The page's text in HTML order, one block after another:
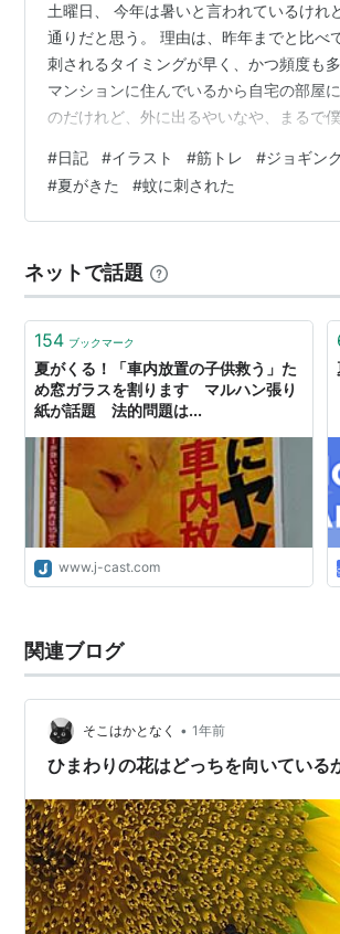
土曜日、 今年は暑いと言われているけれ
通りだと思う。 理由は、昨年までと比べ
刺されるタイミングが早く、かつ頻度も多
マンションに住んでいるから自宅の部屋
のだけれど、外に出るやいなや、まるで
他にも人がいるのに僕なのか。今日のエピ
したい。 時刻は午前10時半。とあるチェ
勉強をしていた。なんだか右くるぶしが
の腫れが現れたのだ。 今日は半ズボンに
スタイルだったことも影響していたのか…
#日記 #イラスト #筋トレ #ジョギン
#夏がきた #蚊に刺された
ネットで話題
154 ブックマーク
夏がくる！「車内放置の子供救う」た
め窓ガラスを割ります マルハン張り
紙が話題 法的問題は...
www.j-cast.com
関連ブログ
そこはかとなく • 1年前
ひまわりの花はどっちを向いている